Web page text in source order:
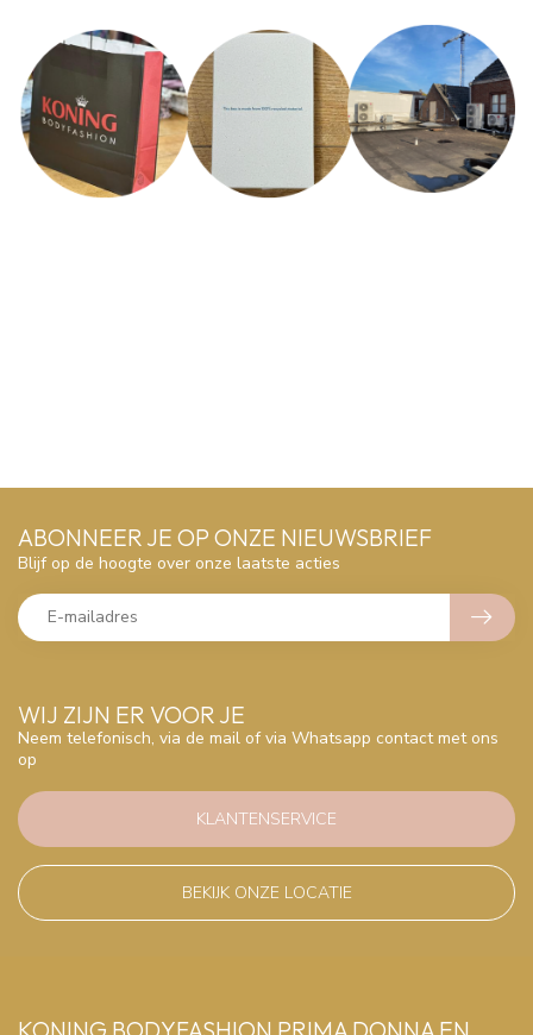
WIJ ZIJN ER VOOR JE
Neem telefonisch, via de mail of via Whatsapp contact met ons
op
KLANTENSERVICE
BEKIJK ONZE LOCATIE
ABONNEER JE OP ONZE NIEUWSBRIEF
Blijf op de hoogte over onze laatste acties